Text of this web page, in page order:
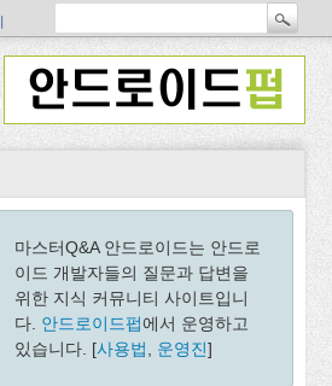
마스터Q&A 안드로이드는 안드로
이드 개발자들의 질문과 답변을
위한 지식 커뮤니티 사이트입니
다. 안드로이드펍에서 운영하고
있습니다. [사용법 운영진]